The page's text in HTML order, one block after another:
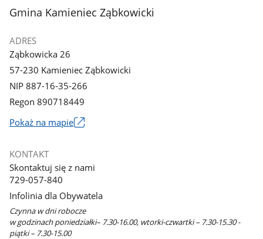
stopka
Gmina Kamieniec Ząbkowicki
ADRES
Ząbkowicka 26
57-230 Kamieniec Ząbkowicki
NIP 887-16-35-266
Regon 890718449
Pokaż na mapieLink
nowym
KONTAKT
Skontaktuj się z nami
729-057-840
Infolinia dla Obywatela
Czynna w dni robocze
w godzinach poniedziałki– 7.30-16.00, wtorki-czwartki – 7.30-15.30 -
piątki – 7.30-15.00